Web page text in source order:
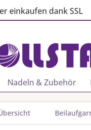
einkaufen dank SSL
Nadeln & Zubehör